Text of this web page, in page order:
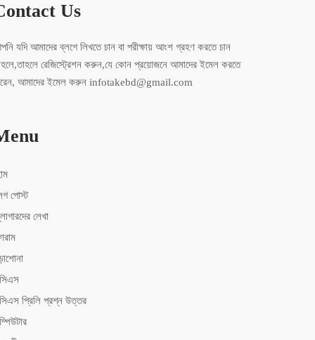
Us
যদি আমাদের ব্লগে লিখতে চান বা পরীক্ষায় আংশ গ্রহণ করতে চান
রেজিস্ট্রেশন করুন,যে কোন প্রয়োজনে আমাদের ইমেল করতে
আমাদের ইমেল করুন infotakebd@gmail.com
পোস্ট
লেখা
‍প্রিলি প্রশ্ন উত্তর